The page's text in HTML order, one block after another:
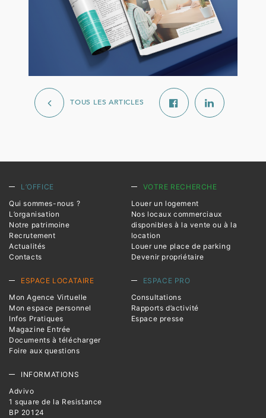
TOUS LES ARTICLES
L’OFFICE
Qui sommes-nous ?
L’organisation
Notre patrimoine
Recrutement
Actualités
Contacts
VOTRE RECHERCHE
Louer un logement
Nos locaux commerciaux
disponibles à la vente ou à la
location
Louer une place de parking
Devenir propriétaire
ESPACE LOCATAIRE
Mon Agence Virtuelle
Mon espace personnel
Infos Pratiques
Magazine Entrée
Documents à télécharger
Foire aux questions
ESPACE PRO
Consultations
Rapports d’activité
Espace presse
INFORMATIONS
Advivo
1 square de la Resistance
BP 20124